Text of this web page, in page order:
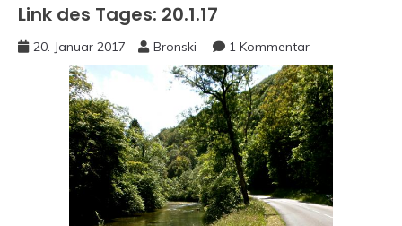
Link des Tages: 20.1.17
20. Januar 2017 Bronski 1 Kommentar